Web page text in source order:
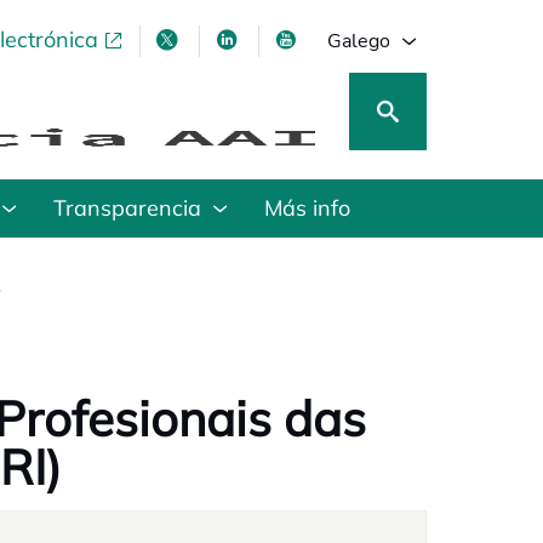
opens in a new tabopens in a new tab
opens in a new tab
opens in a new tab
Galego
Transparencia Más info
das